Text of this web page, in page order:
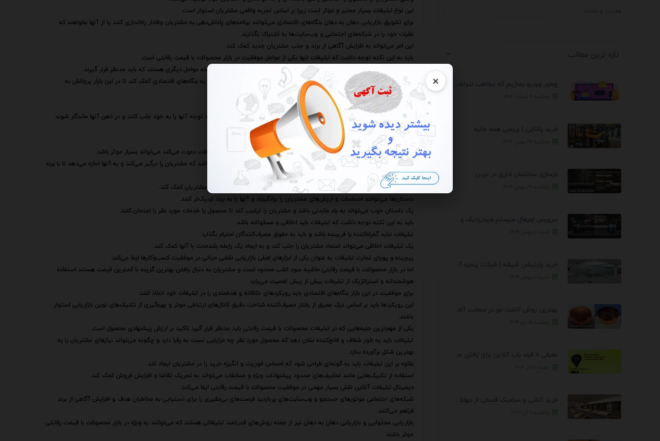
×
این نوع تبلیغات بسیار معتبر و موثر است زیرا بر اساس تجربه واقعی مشتریان استوار است.
برای تشویق بازاریابی دهان به دهان بنگاه‌های اقتصادی می‌توانند برنامه‌های پاداش‌دهی به مشتریان وفادار راه‌اندازی کنند یا از آنها بخواهند که
نظرات خود را در شبکه‌های اجتماعی و وب‌سایت‌ها به اشتراک بگذارند.
این امر می‌تواند به افزایش آگاهی از برند و جذب مشتریان جدید کمک کند.
باید به این نکته توجه داشت که تبلیغات تنها یکی از عوامل موفقیت در بازار محصولات با قیمت رقابتی است.
کیفیت محصول قیمت‌گذاری مناسب خدمات مشتریان عالی و توزیع موثر نیز از جمله عوامل دیگری هستند که باید مدنظر قرار گیرند.
یک استراتژی بازاریابی جامع و یکپارچه که تمام این عوامل را در نظر بگیرد می‌تواند به بنگاه‌های اقتصادی کمک کند تا در این بازار پرچالش به
موفقیت دست یابند.
در این راستا توجه به نوآوری و خلاقیت در تبلیغات نیز بسیار مهم است.
ی که مصرف‌کنندگان هر روز با تبلیغات مختلفی روبرو می‌شوند تبلیغاتی که بتوانند توجه آنها را به خود جلب کنند و در ذهن آنها ماندگار شوند
شانس بیشتری برای موفقیت دارند.
این امر مستلزم تفکر خارج از چارچوب و استفاده از ایده‌های جدید و خلاقانه است.
به عنوان مثال استفاده از تبلیغات تعاملی که مشتریان را به مشارکت در فرآیند تبلیغات دعوت می‌کند می‌تواند بسیار موثر باشد.
این نوع تبلیغات می‌تواند شامل مسابقات نظرسنجی‌ها بازی‌ها و سایر فعالیت‌هایی باشد که مشتریان را درگیر می‌کند و به آنها اجازه می‌دهد تا با برند
ارتباط برقرار کنند.
علاوه بر این استفاده از داستان‌سرایی در تبلیغات می‌تواند به ایجاد ارتباط عاطفی با مشتریان کمک کند.
داستان‌ها می‌توانند احساسات و ارزش‌های مشتریان را برانگیزند و آنها را به برند نزدیک‌تر کنند.
یک داستان خوب می‌تواند به یاد ماندنی باشد و مشتریان را ترغیب کند تا محصول یا خدمات مورد نظر را امتحان کنند.
باید به این نکته توجه داشت که تبلیغات باید اخلاقی و مسئولانه باشد.
تبلیغات نباید گمراه‌کننده یا فریبنده باشد و باید به حقوق مصرف‌کنندگان احترام بگذارد.
یک تبلیغات اخلاقی می‌تواند اعتماد مشتریان را جلب کند و به ایجاد یک رابطه بلندمدت با آنها کمک کند.
پیچیده و پویای تجارت تبلیغات به عنوان یکی از ابزارهای اصلی بازاریابی نقشی حیاتی در موفقیت کسب‌وکارها ایفا می‌کند.
اما در بازار محصولات با قیمت رقابتی حاشیه سود اغلب محدود است و مشتریان به دنبال یافتن بهترین گزینه با کمترین قیمت هستند استفاده
هوشمندانه و استراتژیک از تبلیغات بیش از پیش اهمیت می‌یابد.
برای موفقیت در این بازار بنگاه‌های اقتصادی باید رویکردهای خلاقانه و هدفمندی را در تبلیغات خود اتخاذ کنند.
این رویکردها باید بر اساس درک عمیق از رفتار مصرف‌کننده شناخت دقیق کانال‌های ارتباطی موثر و بهره‌گیری از تکنیک‌های نوین بازاریابی استوار
باشند.
یکی از مهم‌ترین جنبه‌هایی که در تبلیغات محصولات با قیمت رقابتی باید مدنظر قرار گیرد تاکید بر ارزش پیشنهادی محصول است.
تبلیغات باید به طور شفاف و قانع‌کننده نشان دهد که محصول مورد نظر چه مزایایی نسبت به رقبا دارد و چگونه می‌تواند نیازهای مشتریان را به
بهترین شکل برآورده سازد.
علاوه بر این تبلیغات باید به گونه‌ای طراحی شود که احساس فوریت و انگیزه خرید را در مشتریان ایجاد کند.
استفاده از تکنیک‌هایی مانند تخفیف‌های محدود پیشنهادات ویژه و مسابقات می‌تواند به تحریک تقاضا و افزایش فروش کمک کند.
دیجیتال تبلیغات آنلاین نقش بسیار مهمی در موفقیت محصولات با قیمت رقابتی ایفا می‌کند.
شبکه‌های اجتماعی موتورهای جستجو و وب‌سایت‌های پربازدید فرصت‌های بی‌نظیری را برای دستیابی به مخاطبان هدف و افزایش آگاهی از برند
فراهم می‌کنند.
بازاریابی محتوایی و بازاریابی دهان به دهان نیز از جمله روش‌های قدرتمند تبلیغاتی هستند که می‌توانند به ویژه در بازار محصولات با قیمت رقابتی
موثر باشند.
1
تازه ترین مطالب
خرید پالتایزر | بررسی همه جانبه
بازسازی ساختمان اداری در جردن
خرید پارتیشن شیشه | شرکت پنجره آسمان
بهترین روش کاشت مو در سعادت آباد
معرفی 8 قبله یاب آنلاین برای یافتن جهت انجام ...